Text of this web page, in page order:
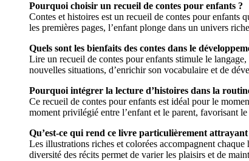
Pourquoi choisir un recueil de contes pour enfants ?
Contes et histoires est un recueil de contes pour enfants
les premières pages, l’enfant plonge dans un univers
Quels sont les bienfaits des contes dans le
Lire un recueil de contes pour enfants stimule le
nouvelles situations, d’enrichir son vocabulaire et de
Pourquoi intégrer la lecture d’histoires dans la
Ce recueil de contes pour enfants est idéal pour le
moment privilégié entre l’enfant et le parent, favorisant
Qu’est-ce qui rend ce livre particulièrement attrayant
Les illustrations riches et colorées accompagnent
diversité des récits permet de varier les plaisirs et de